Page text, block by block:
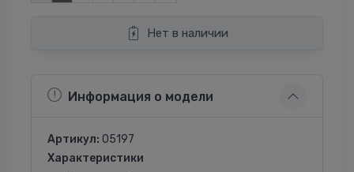
Нет в наличии
Информация о модели
Артикул: 05197
Характеристики